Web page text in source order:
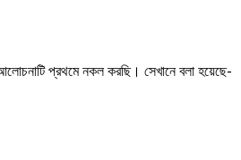
প্রথমে নকল করছি। সেখানে বলা হয়েছে-